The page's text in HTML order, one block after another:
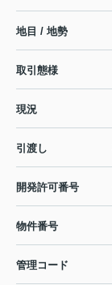
地目 / 地勢
取引態様
現況
引渡し
開発許可番号
物件番号
管理コード